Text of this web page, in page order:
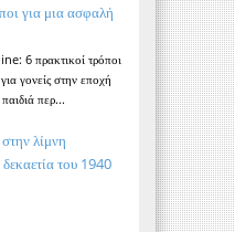
για μια ασφαλή
6 πρακτικοί τρόποι
γονείς στην εποχή
περ...
λίμνη
του 1940